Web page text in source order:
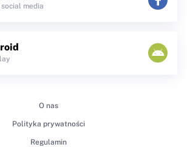
media
O nas
Polityka prywatności
Regulamin